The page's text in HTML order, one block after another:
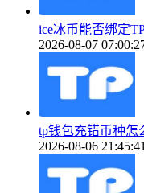
ice冰币能否绑定
2026-08-07
tp钱包充错币种怎
2026-08-06 21:45:41